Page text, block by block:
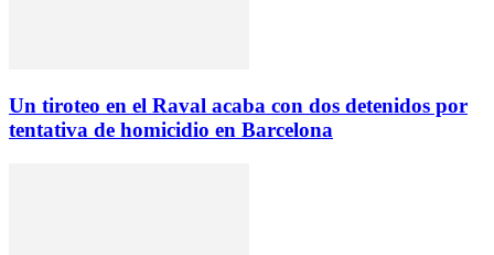
Un tiroteo en el Raval acaba con dos detenidos por
tentativa de homicidio en Barcelona